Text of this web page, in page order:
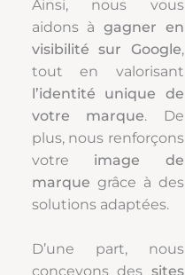
Ainsi, nous vous
aidons àgagner en
visibilité sur Google,
tout en valorisant
l’identité unique de
votre marque. De
plus, nous renforçons
votre image de
marque grâce à des
solutions adaptées.
D’une part, nous
concevons des sites